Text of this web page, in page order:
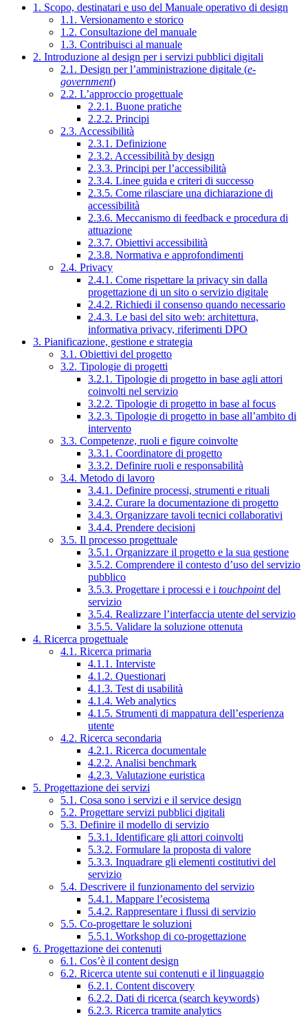
1. Scopo, destinatari e uso del Manuale operativo di design
1.1. Versionamento e storico
1.2. Consultazione del manuale
1.3. Contribuisci al manuale
2. Introduzione al design per i servizi pubblici digitali
2.1. Design per l’amministrazione digitale (e-
government)
2.2. L’approccio progettuale
2.2.1. Buone pratiche
2.2.2. Principi
2.3. Accessibilità
2.3.1. Definizione
2.3.2. Accessibilità by design
2.3.3. Principi per l’accessibilità
2.3.4. Linee guida e criteri di successo
2.3.5. Come rilasciare una dichiarazione di
accessibilità
2.3.6. Meccanismo di feedback e procedura di
attuazione
2.3.7. Obiettivi accessibilità
2.3.8. Normativa e approfondimenti
2.4. Privacy
2.4.1. Come rispettare la privacy sin dalla
progettazione di un sito o servizio digitale
2.4.2. Richiedi il consenso quando necessario
2.4.3. Le basi del sito web: architettura,
informativa privacy, riferimenti DPO
3. Pianificazione, gestione e strategia
3.1. Obiettivi del progetto
3.2. Tipologie di progetti
3.2.1. Tipologie di progetto in base agli attori
coinvolti nel servizio
3.2.2. Tipologie di progetto in base al focus
3.2.3. Tipologie di progetto in base all’ambito di
intervento
3.3. Competenze, ruoli e figure coinvolte
3.3.1. Coordinatore di progetto
3.3.2. Definire ruoli e responsabilità
3.4. Metodo di lavoro
3.4.1. Definire processi, strumenti e rituali
3.4.2. Curare la documentazione di progetto
3.4.3. Organizzare tavoli tecnici collaborativi
3.4.4. Prendere decisioni
3.5. Il processo progettuale
3.5.1. Organizzare il progetto e la sua gestione
3.5.2. Comprendere il contesto d’uso del servizio
pubblico
3.5.3. Progettare i processi e i touchpointdel
servizio
3.5.4. Realizzare l’interfaccia utente del servizio
3.5.5. Validare la soluzione ottenuta
4. Ricerca progettuale
4.1. Ricerca primaria
4.1.1. Interviste
4.1.2. Questionari
4.1.3. Test di usabilità
4.1.4. Web analytics
4.1.5. Strumenti di mappatura dell’esperienza
utente
4.2. Ricerca secondaria
4.2.1. Ricerca documentale
4.2.2. Analisi benchmark
4.2.3. Valutazione euristica
5. Progettazione dei servizi
5.1. Cosa sono i servizi e il service design
5.2. Progettare servizi pubblici digitali
5.3. Definire il modello di servizio
5.3.1. Identificare gli attori coinvolti
5.3.2. Formulare la proposta di valore
5.3.3. Inquadrare gli elementi costitutivi del
servizio
5.4. Descrivere il funzionamento del servizio
5.4.1. Mappare l’ecosistema
5.4.2. Rappresentare i flussi di servizio
5.5. Co-progettare le soluzioni
5.5.1. Workshop di co-progettazione
6. Progettazione dei contenuti
6.1. Cos’è il content design
6.2. Ricerca utente sui contenuti e il linguaggio
6.2.1. Content discovery
6.2.2. Dati di ricerca (search keywords)
6.2.3. Ricerca tramite analytics